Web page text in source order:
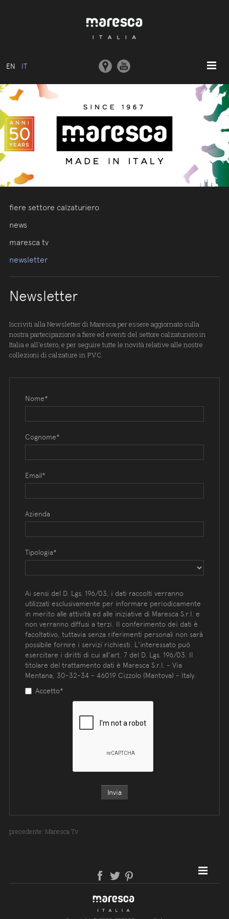
EN IT
ABOUT US
MODELLI BASE
COLLEZIONI
COMUNICAZIONE
fiere settore calzaturiero
news
maresca tv
newsletter
Newsletter
Iscriviti alla Newsletter di Maresca per essere aggiornato sulla
nostra partecipazione a fiere ed eventi del settore calzaturiero in
Italia e all'estero, e per seguire tutte le novità relative alle nostre
collezioni di calzature in PVC.
Nome*
Cognome*
Email*
Azienda
Tipologia*
Ai sensi del D. Lgs. 196/03, i dati raccolti verranno
utilizzati esclusivamente per informare periodicamente
in merito alle attività ed alle iniziative di Maresca S.r.l. e
non verranno diffusi a terzi. Il conferimento dei dati è
facoltativo, tuttavia senza riferimenti personali non sarà
possibile fornire i servizi richiesti. L'interessato può
esercitare i diritti di cui all'art. 7 del D. Lgs. 196/03. Il
titolare del trattamento dati è Maresca S.r.l. - Via
Mentana, 30-32-34 - 46019 Cizzolo (Mantova) - Italy.
Accetto*
precedente: Maresca Tv
SITE MAP